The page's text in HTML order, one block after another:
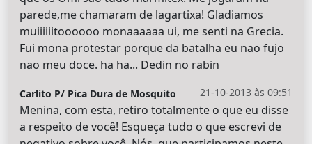
parede,me chamaram de lagartixa! Gladiamos
muiiiiiitoooooo monaaaaaa ui, me senti na Grecia.
Fui mona protestar porque da batalha eu nao fujo
nao meu doce. ha ha... Dedin no rabin
21-10-2013 às 09:51
Carlito P/ Pica Dura de Mosquito
Menina, com esta, retiro totalmente o que eu disse
a respeito de você! Esqueça tudo o que escrevi de